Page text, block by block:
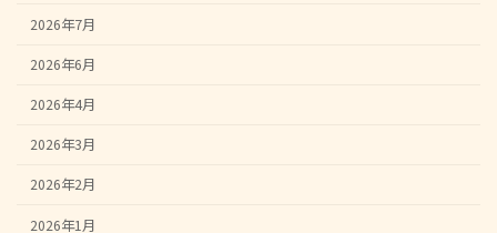
2026年7月
2026年6月
2026年4月
2026年3月
2026年2月
2026年1月